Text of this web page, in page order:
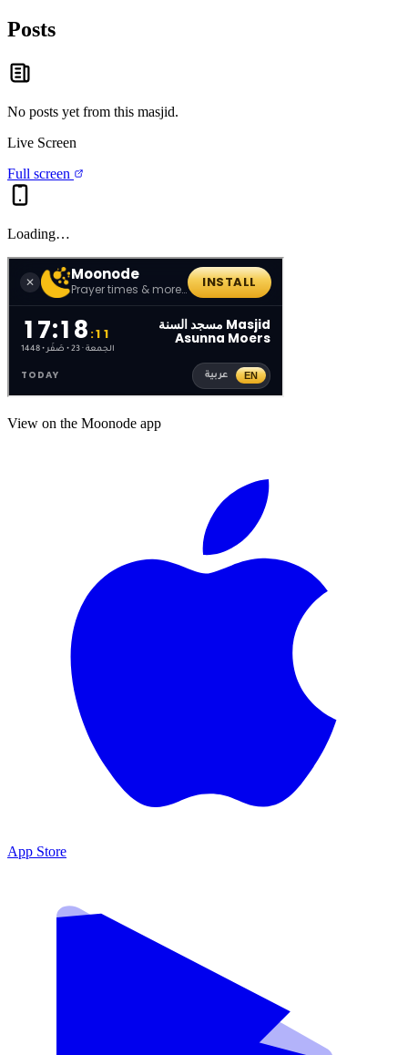
Posts
No posts yet from this masjid.
Live Screen
Full screen
Loading…
View on the Moonode app
App Store